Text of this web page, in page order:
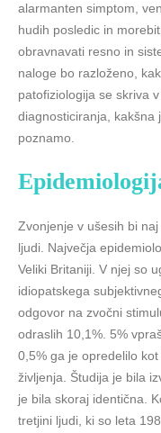
alarmanten simptom,
hudih posledic in
obravnavati resno in
naloge bo razloženo,
patofiziologija se skriva
diagnosticiranja, kakšna
poznamo.
Zvonjenje v ušesih bi
ljudi. Največja
Veliki Britaniji. V njej so
idiopatskega
odgovor na zvočni
odraslih 10,1%. 5%
0,5% ga je opredelilo
življenja. Študija je bila
je bila skoraj identična.
tretjini ljudi, ki so leta